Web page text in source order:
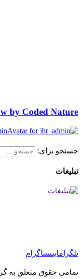
by Coded Nature
جستجو برای:
تبلیغات
تلگراماینستاگرام
تمامی حقوق متعلق به